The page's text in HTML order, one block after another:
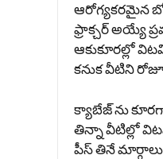
ఆరోగ్యకరమైన
ఫ్రాక్చర్ అయ్యే
ఆకుకూరల్లో
కనుక వీటిని
క్యాబేజ్ ను
తిన్నా వీటిల్లో
పీస్ తినే